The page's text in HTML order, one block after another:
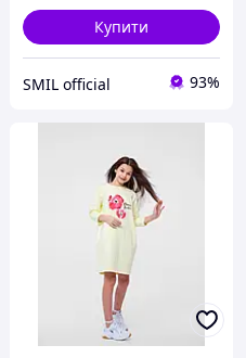
Купити
SMIL official 93%